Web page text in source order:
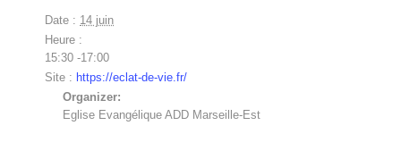
Date : 14 juin
Heure :
15:30 -17:00
Site : https://eclat-de-vie.fr/
Organizer:
Eglise Evangélique ADD Marseille-Est